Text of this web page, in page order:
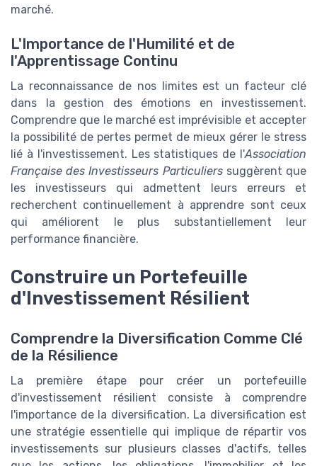
marché.
L'Importance de l'Humilité et de
l'Apprentissage Continu
La reconnaissance de nos limites est un facteur clé
dans la gestion des émotions en investissement.
Comprendre que le marché est imprévisible et accepter
la possibilité de pertes permet de mieux gérer le stress
lié à l'investissement. Les statistiques de l'Association
Française des Investisseurs Particulierssuggèrent que
les investisseurs qui admettent leurs erreurs et
recherchent continuellement à apprendre sont ceux
qui améliorent le plus substantiellement leur
performance financière.
Construire un Portefeuille
d'Investissement Résilient
Comprendre la Diversification Comme Clé
de la Résilience
La première étape pour créer un portefeuille
d'investissement résilient consiste à comprendre
l'importance de la diversification. La diversification est
une stratégie essentielle qui implique de répartir vos
investissements sur plusieurs classes d'actifs, telles